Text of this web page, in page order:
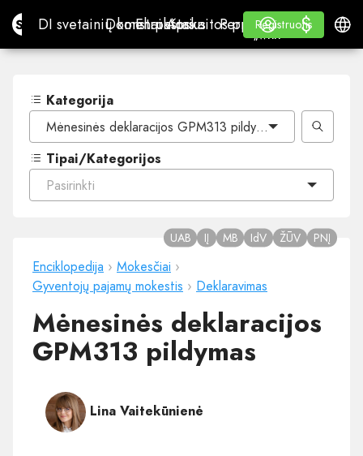
Site.proDI svetainių konstruktorius
DI svetainių konstruktorius
Domenai
DomenaiEl. paštas
El. paštasApskaitos programa
Apskaitos programa
Perpardavėjams
„WHITE LABEL“
Mokymasis
Mokymasis
Registruotis
Registruotis
Prisijungti
$
$
Kategorija
Mėnesinės deklaracijos GPM313 pildymas
Tipai/Kategorijos
Pasirinkti
Enciklopedija › Mokesčiai ›
Gyventojų pajamų mokestis › Deklaravimas
Mėnesinės deklaracijos
GPM313 pildymas
UAB IĮ MB IdV ŽŪV PNĮ
Lina Vaitekūnienė